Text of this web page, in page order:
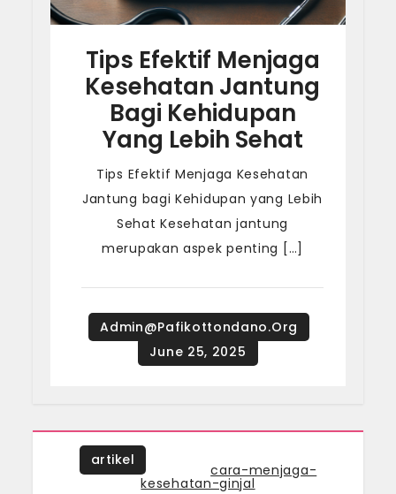
Tips Efektif Menjaga
Kesehatan Jantung
Bagi Kehidupan
Yang Lebih Sehat
Tips Efektif Menjaga Kesehatan
Jantung bagi Kehidupan yang Lebih
Sehat Kesehatan jantung
merupakan aspek penting […]
artikel
Taggedcara-menjaga-
kesehatan-ginjal